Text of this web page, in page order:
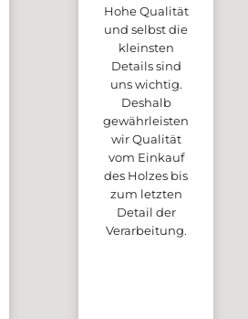
Hohe Qualität
und selbst die
kleinsten
Details sind
uns wichtig.
Deshalb
gewährleisten
wir Qualität
vom Einkauf
des Holzes bis
zum letzten
Detail der
Verarbeitung.